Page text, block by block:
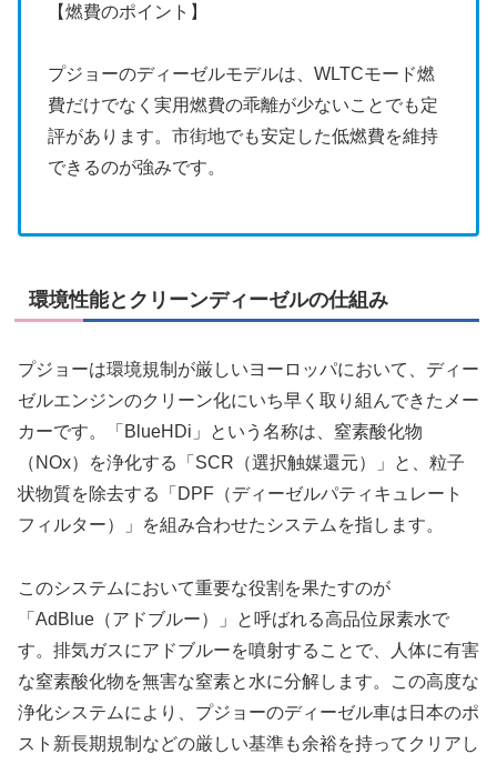
【燃費のポイント】
プジョーのディーゼルモデルは、WLTCモード燃
費だけでなく実用燃費の乖離が少ないことでも定
評があります。市街地でも安定した低燃費を維持
できるのが強みです。
環境性能とクリーンディーゼルの仕組み
プジョーは環境規制が厳しいヨーロッパにおいて、ディー
ゼルエンジンのクリーン化にいち早く取り組んできたメー
カーです。「BlueHDi」という名称は、窒素酸化物
（NOx）を浄化する「SCR（選択触媒還元）」と、粒子
状物質を除去する「DPF（ディーゼルパティキュレート
フィルター）」を組み合わせたシステムを指します。
このシステムにおいて重要な役割を果たすのが
「AdBlue（アドブルー）」と呼ばれる高品位尿素水で
す。排気ガスにアドブルーを噴射することで、人体に有害
な窒素酸化物を無害な窒素と水に分解します。この高度な
浄化システムにより、プジョーのディーゼル車は日本のポ
スト新長期規制などの厳しい基準も余裕を持ってクリアし